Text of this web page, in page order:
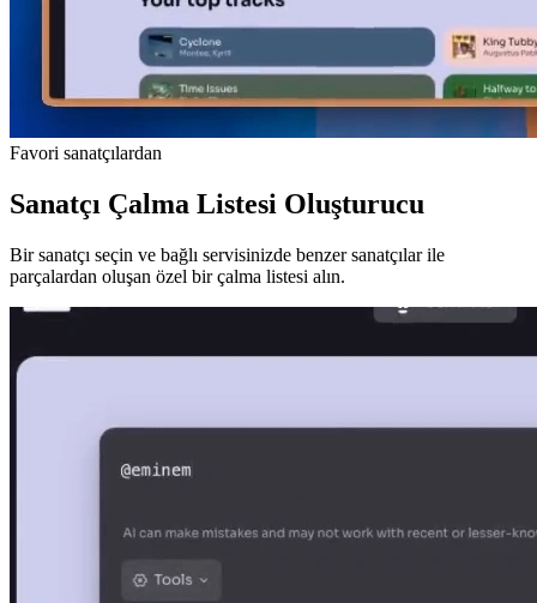
Favori sanatçılardan
Sanatçı Çalma Listesi Oluşturucu
Bir sanatçı seçin ve bağlı servisinizde benzer sanatçılar ile
parçalardan oluşan özel bir çalma listesi alın.